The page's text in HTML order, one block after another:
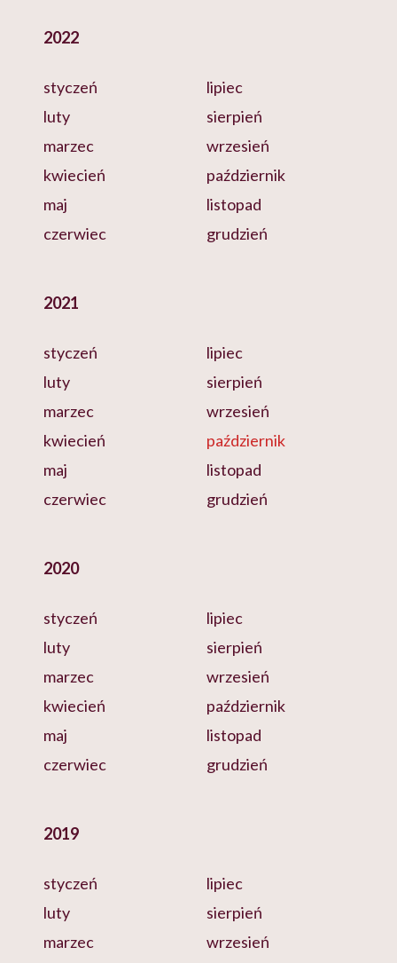
2022
styczeń
luty
marzec
kwiecień
maj
czerwiec
lipiec
sierpień
wrzesień
październik
listopad
grudzień
2021
styczeń
luty
marzec
kwiecień
maj
czerwiec
lipiec
sierpień
wrzesień
październik
listopad
grudzień
2020
styczeń
luty
marzec
kwiecień
maj
czerwiec
lipiec
sierpień
wrzesień
październik
listopad
grudzień
2019
styczeń
luty
marzec
lipiec
sierpień
wrzesień